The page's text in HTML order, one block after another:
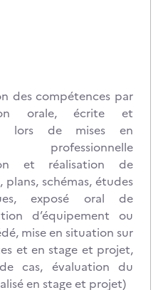
des compétences par
orale, écrite et
lors de mises en
professionnelle
et réalisation de
plans, schémas, études
exposé oral de
d’équipement ou
mise en situation sur
et en stage et projet,
cas, évaluation du
en stage et projet)